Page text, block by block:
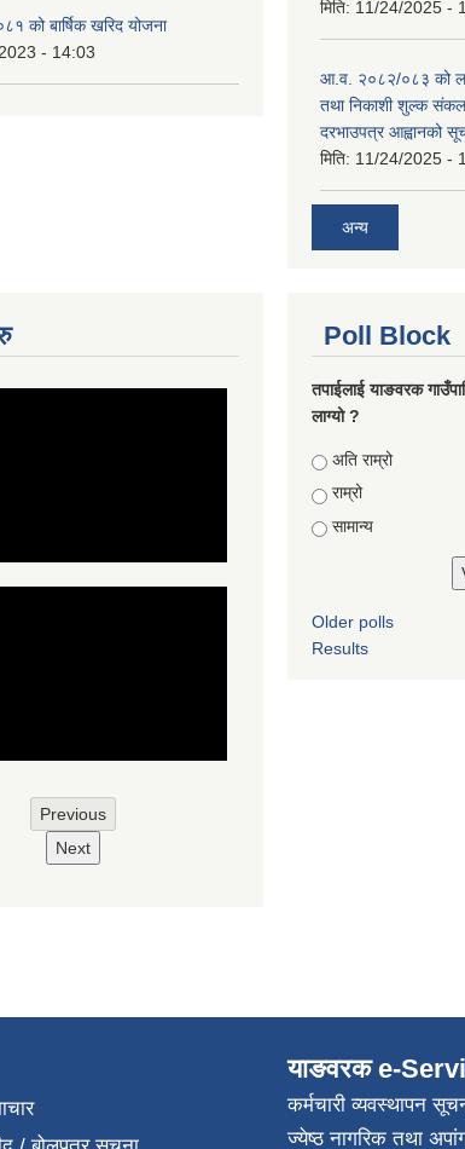
को बार्षिक खरिद योजना
- 14:03
मिति: 11/24/2025 -
आ.व. २०८२/०८३ को
तथा निकाशी शुल्क
दरभाउपत्र आह्वानको
मिति: 11/24/2025 -
अन्य
Previous
Next
Poll Block
तपाईलाई याङवरक
लाग्यो ?
Choices
अति राम्रो
राम्रो
सामान्य
Older polls
Results
याङवरक e-
कर्मचारी व्यवस्थापन
ज्येष्ठ नागरिक तथा